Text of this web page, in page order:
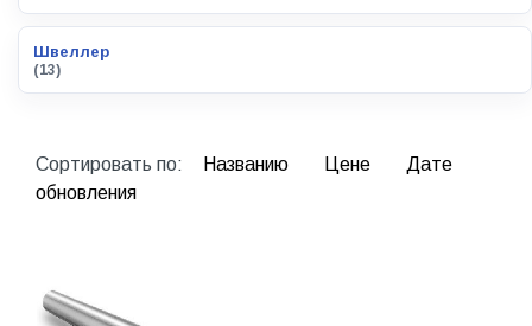
Швеллер
(13)
Сортировать по: Названию Цене
Дате
обновления